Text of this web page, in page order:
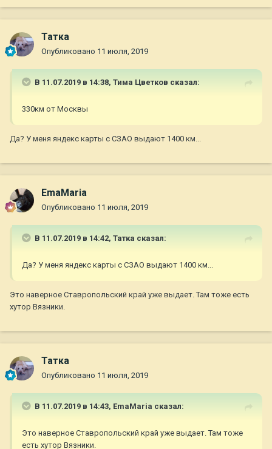
Татка
Опубликовано 11 июля, 2019
В 11.07.2019 в 14:38, Тима Цветков сказал:
330км от Москвы
Да? У меня яндекс карты с СЗАО выдают 1400 км...
EmaMaria
Опубликовано 11 июля, 2019
В 11.07.2019 в 14:42, Татка сказал:
Да? У меня яндекс карты с СЗАО выдают 1400 км...
Это наверное Ставропольский край уже выдает. Там тоже есть
хутор Вязники.
Татка
Опубликовано 11 июля, 2019
В 11.07.2019 в 14:43, EmaMaria сказал:
Это наверное Ставропольский край уже выдает. Там тоже
есть хутор Вязники.